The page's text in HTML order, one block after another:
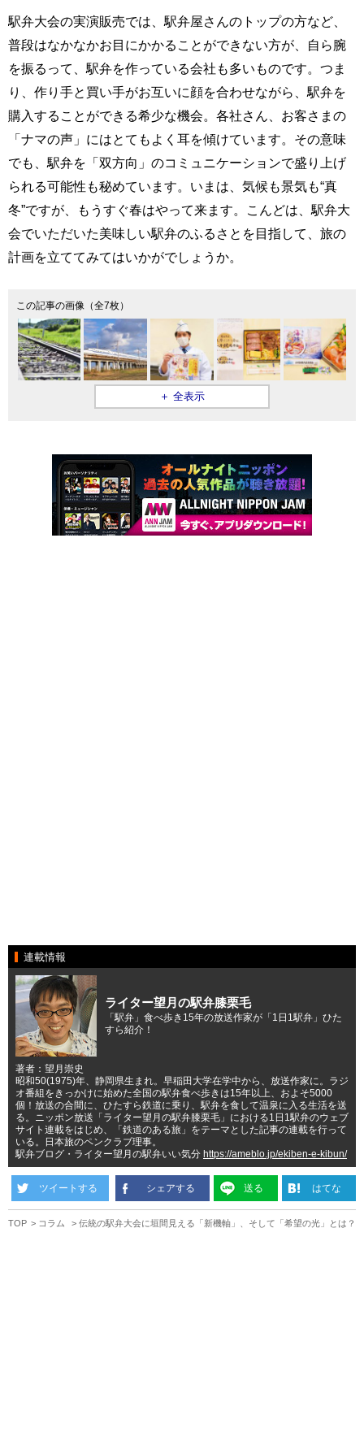
駅弁大会の実演販売では、駅弁屋さんのトップの方など、
普段はなかなかお目にかかることができない方が、自ら腕
を振るって、駅弁を作っている会社も多いものです。つま
り、作り手と買い手がお互いに顔を合わせながら、駅弁を
購入することができる希少な機会。各社さん、お客さまの
「ナマの声」にはとてもよく耳を傾けています。その意味
でも、駅弁を「双方向」のコミュニケーションで盛り上げ
られる可能性も秘めています。いまは、気候も景気も“真
冬”ですが、もうすぐ春はやって来ます。こんどは、駅弁大
会でいただいた美味しい駅弁のふるさとを目指して、旅の
計画を立ててみてはいかがでしょうか。
この記事の画像（全7枚）
＋ 全表示
連載情報
ライター望月の駅弁膝栗毛
「駅弁」食べ歩き15年の放送作家が「1日1駅弁」ひた
すら紹介！
著者：望月崇史
昭和50(1975)年、静岡県生まれ。早稲田大学在学中から、放送作家に。ラジ
オ番組をきっかけに始めた全国の駅弁食べ歩きは15年以上、およそ5000
個！放送の合間に、ひたすら鉄道に乗り、駅弁を食して温泉に入る生活を送
る。ニッポン放送「ライター望月の駅弁膝栗毛」における1日1駅弁のウェブ
サイト連載をはじめ、「鉄道のある旅」をテーマとした記事の連載を行って
いる。日本旅のペンクラブ理事。
駅弁ブログ・ライター望月の駅弁いい気分 https://ameblo.jp/ekiben-e-kibun/
ツイートする シェアする 送る はてな
TOP コラム 伝統の駅弁大会に垣間見える「新機軸」、そして「希望の光」とは？